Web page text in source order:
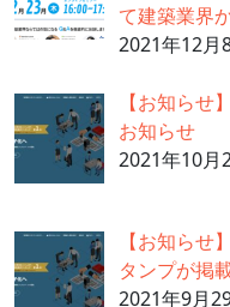
て建築業界
2021年12月
【お知らせ
お知らせ
2021年10月
【お知らせ
タンプが掲
2021年9月